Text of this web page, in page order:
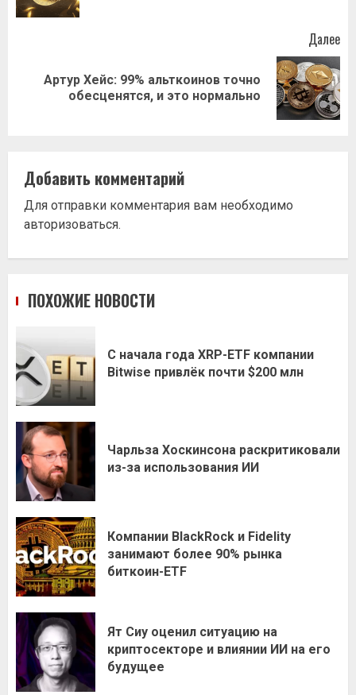
Далее
Следующая
Артур Хейс: 99% альткоинов точно
обесценятся, и это нормально
Добавить комментарий
Для отправки комментария вам необходимо
авторизоваться.
ПОХОЖИЕ НОВОСТИ
С начала года XRP-ETF компании
Bitwise привлёк почти $200 млн
Чарльза Хоскинсона раскритиковали
из-за использования ИИ
Компании BlackRock и Fidelity
занимают более 90% рынка
биткоин-ETF
Ят Сиу оценил ситуацию на
криптосекторе и влиянии ИИ на его
будущее